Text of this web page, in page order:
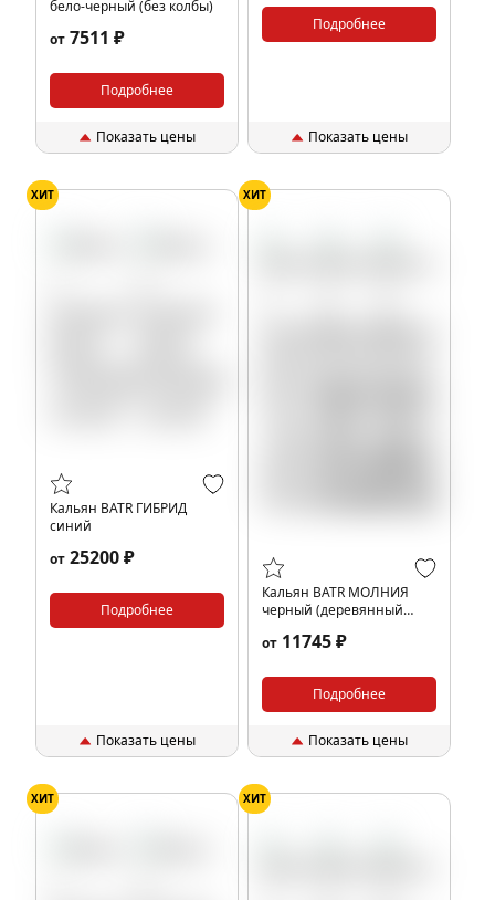
бело-черный (без колбы)
от 7511 ₽
Подробнее
Показать цены
Подробнее
Показать цены
ХИТ
Кальян BATR ГИБРИД
синий
от 25200 ₽
Подробнее
Показать цены
ХИТ
Кальян BATR МОЛНИЯ
черный (деревянный
от 11745 ₽
Подробнее
Показать цены
ХИТ ХИТ